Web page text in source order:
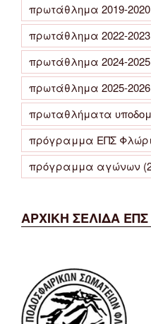
πρωτάθλημα 2019-2020
πρωτάθλημα 2022-2023
πρωτάθλημα 2024-2025
πρωτάθλημα 2025-2026
πρωταθλήματα
πρόγραμμα ΕΠΣ
πρόγραμμα αγώνων
ΑΡΧΙΚΗ ΣΕΛΙΔΑ